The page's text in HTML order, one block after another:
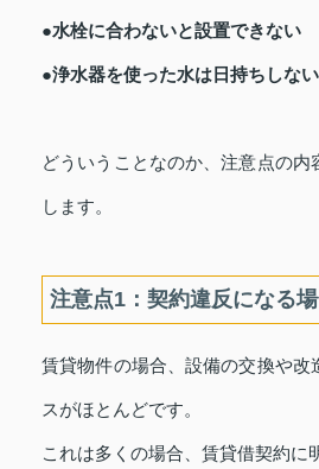
●水栓に合わないと設置できない
●浄水器を使った水は日持ちしない
どういうことなのか、注意点の内
します。
注意点1：契約違反になる
賃貸物件の場合、設備の交換や改
スがほとんどです。
これは多くの場合、賃貸借契約に